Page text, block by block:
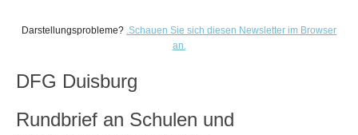
Darstellungsprobleme? .Schauen Sie sich diesen Newsletter im Browser
an.
DFG Duisburg
Rundbrief an Schulen und